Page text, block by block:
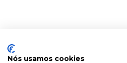
Nós usamos cookies